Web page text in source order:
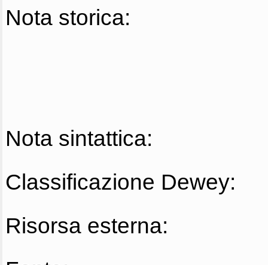
Nota storica:
Nota sintattica:
Classificazione Dewey:
Risorsa esterna: